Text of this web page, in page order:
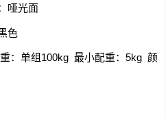
哑光面
色
：单组100kg 最小配重：5kg 颜